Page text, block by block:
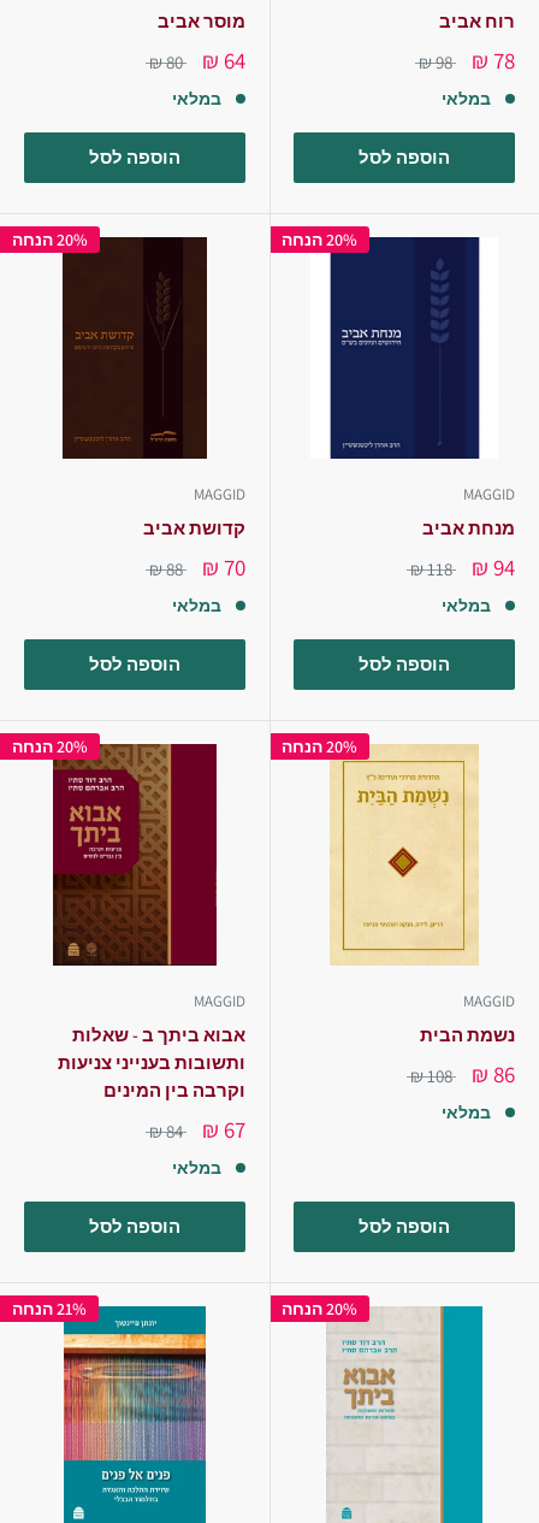
רוח אביב
78 ₪
98 ₪
במלאי
הוספה לסל
מוסר אביב
64 ₪
80 ₪
במלאי
הוספה לסל
20% הנחה
MAGGID
מנחת אביב
94 ₪
118 ₪
במלאי
הוספה לסל
20% הנחה
MAGGID
קדושת אביב
70 ₪
88 ₪
במלאי
הוספה לסל
20% הנחה
MAGGID
נשמת הבית
86 ₪
108 ₪
במלאי
הוספה לסל
20% הנחה
MAGGID
אבוא ביתך ב - שאלות
ותשובות בענייני צניעות
וקרבה בין המינים
67 ₪
84 ₪
במלאי
הוספה לסל
20% הנחה 21% הנחה